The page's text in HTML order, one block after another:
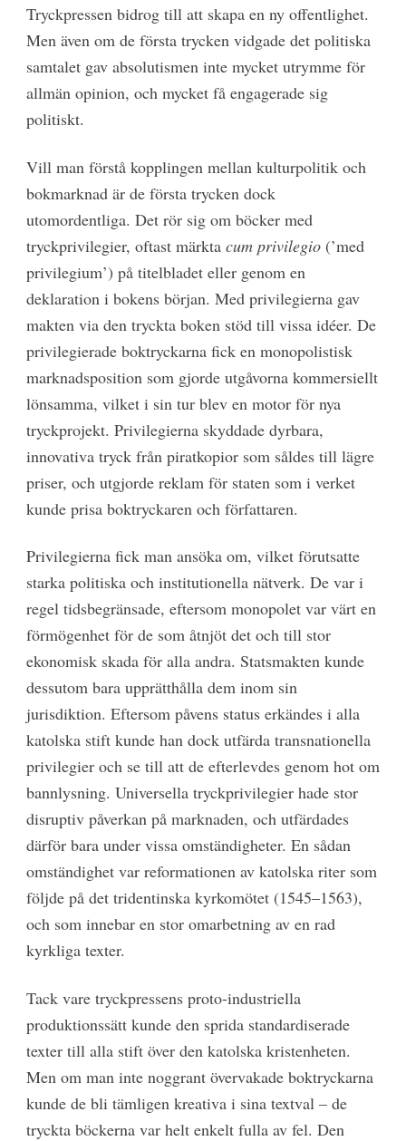
Tryckpressen bidrog till att skapa en ny offentlighet.
Men även om de första trycken vidgade det politiska
samtalet gav absolutismen inte mycket utrymme för
allmän opinion, och mycket få engagerade sig
politiskt.
Vill man förstå kopplingen mellan kulturpolitik och
bokmarknad är de första trycken dock
utomordentliga. Det rör sig om böcker med
tryckprivilegier, oftast märkta cum privilegio(’med
privilegium’) på titelbladet eller genom en
deklaration i bokens början. Med privilegierna gav
makten via den tryckta boken stöd till vissa idéer. De
privilegierade boktryckarna fick en monopolistisk
marknadsposition som gjorde utgåvorna kommersiellt
lönsamma, vilket i sin tur blev en motor för nya
tryckprojekt. Privilegierna skyddade dyrbara,
innovativa tryck från piratkopior som såldes till lägre
priser, och utgjorde reklam för staten som i verket
kunde prisa boktryckaren och författaren.
Privilegierna fick man ansöka om, vilket förutsatte
starka politiska och institutionella nätverk. De var i
regel tidsbegränsade, eftersom monopolet var värt en
förmögenhet för de som åtnjöt det och till stor
ekonomisk skada för alla andra. Statsmakten kunde
dessutom bara upprätthålla dem inom sin
jurisdiktion. Eftersom påvens status erkändes i alla
katolska stift kunde han dock utfärda transnationella
privilegier och se till att de efterlevdes genom hot om
bannlysning. Universella tryckprivilegier hade stor
disruptiv påverkan på marknaden, och utfärdades
därför bara under vissa omständigheter. En sådan
omständighet var reformationen av katolska riter som
följde på det tridentinska kyrkomötet (1545–1563),
och som innebar en stor omarbetning av en rad
kyrkliga texter.
Tack vare tryckpressens proto-industriella
produktionssätt kunde den sprida standardiserade
texter till alla stift över den katolska kristenheten.
Men om man inte noggrant övervakade boktryckarna
kunde de bli tämligen kreativa i sina textval – de
tryckta böckerna var helt enkelt fulla av fel. Den